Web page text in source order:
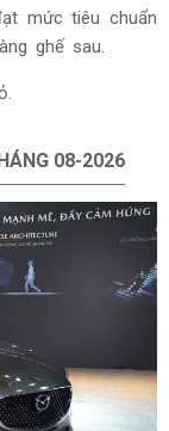
mức tiêu chuẩn
ghế sau.
08-2026